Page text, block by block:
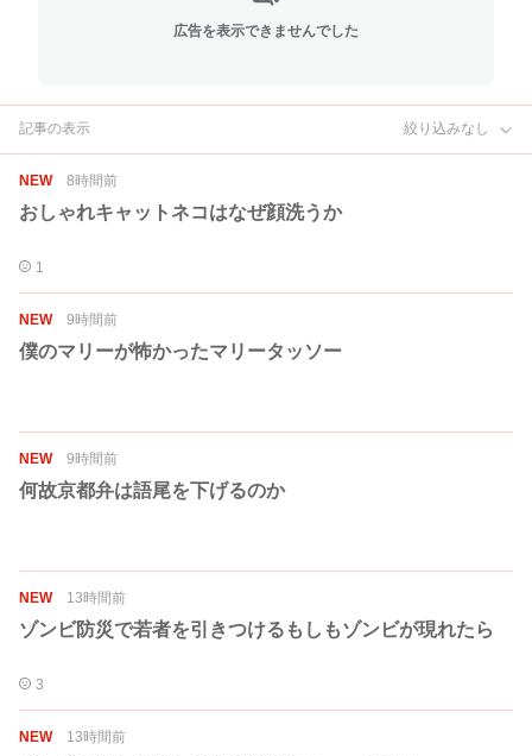
広告を表示できませんでした
記事の表示 絞り込みなし
NEW 8時間前
おしゃれキャットネコはなぜ顔洗うか
1
NEW 9時間前
僕のマリーが怖かったマリータッソー
NEW 9時間前
何故京都弁は語尾を下げるのか
NEW 13時間前
ゾンビ防災で若者を引きつけるもしもゾンビが現れたら
3
NEW 13時間前